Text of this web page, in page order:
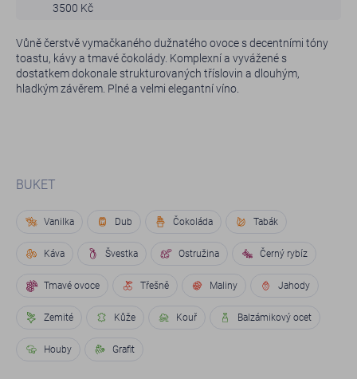
3500 Kč
Vůně čerstvě vymačkaného dužnatého ovoce s decentními tóny
toastu, kávy a tmavé čokolády. Komplexní a vyvážené s
dostatkem dokonale strukturovaných tříslovin a dlouhým,
hladkým závěrem. Plné a velmi elegantní víno.
BUKET
Vanilka Dub Čokoláda Tabák
Káva Švestka Ostružina Černý rybíz
Tmavé ovoce Třešně Maliny Jahody
Zemité Kůže Kouř Balzámikový ocet
Houby Grafit